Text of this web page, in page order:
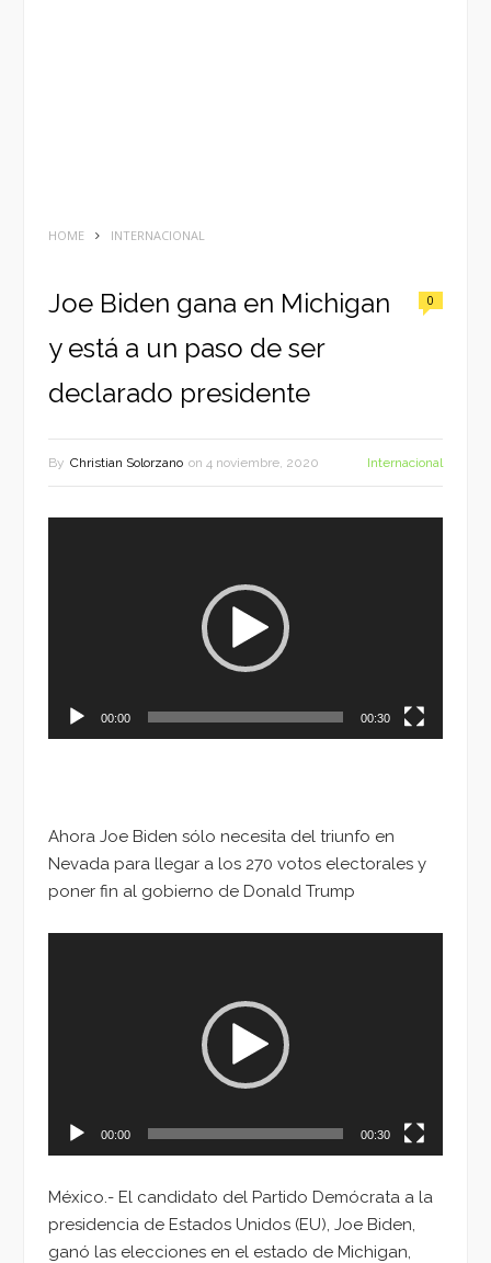
HOME INTERNACIONAL
Joe Biden gana en Michigan
y está a un paso de ser
declarado presidente
0
By Christian Solorzano on 4 noviembre, 2020 Internacional
00:00 00:30
Ahora Joe Biden sólo necesita del triunfo en
Nevada para llegar a los 270 votos electorales y
poner fin al gobierno de Donald Trump
00:00 00:30
México.- El candidato del Partido Demócrata a la
presidencia de Estados Unidos (EU), Joe Biden,
ganó las elecciones en el estado de Michigan,